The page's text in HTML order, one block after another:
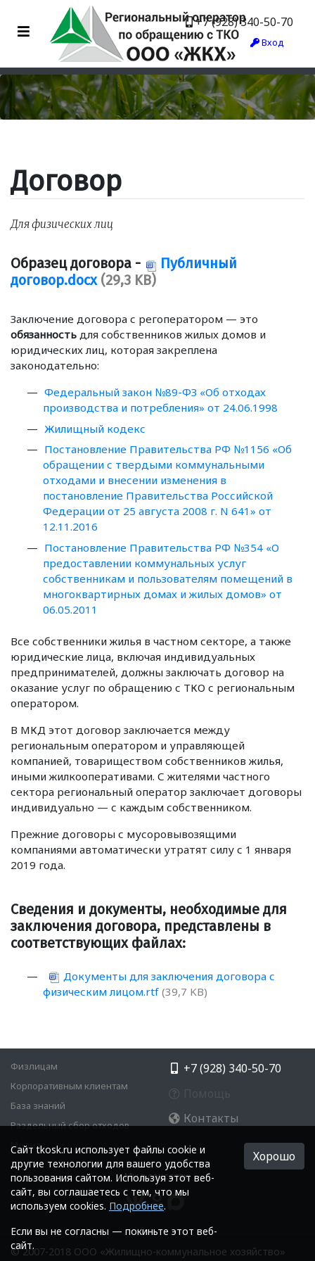
+7 (928) 340-50-70
Вход
Договор
Для физических лиц
Образец договора -
Публичный
договор.docx (29,3 KB)
Заключение договора с регоператором — это
обязанность для собственников жилых домов и
юридических лиц, которая закреплена
законодательно:
Федеральный закон №89-ФЗ «Об отходах
производства и потребления» от 24.06.1998
Жилищный кодекс
Постановление Правительства РФ №1156 «Об
обращении с твердыми коммунальными
отходами и внесении изменения в
постановление Правительства Российской
Федерации от 25 августа 2008 г. N 641» от
12.11.2016
Постановление Правительства РФ №354 «О
предоставлении коммунальных услуг
собственникам и пользователям помещений в
многоквартирных домах и жилых домов» от
06.05.2011
Все собственники жилья в частном секторе, а также
юридические лица, включая индивидуальных
предпринимателей, должны заключать договор на
оказание услуг по обращению с ТКО с региональным
оператором.
В МКД этот договор заключается между
региональным оператором и управляющей
компанией, товариществом собственников жилья,
иными жилкооперативами. С жителями частного
сектора региональный оператор заключает договоры
индивидуально — с каждым собственником.
Прежние договоры с мусоровывозящими
компаниями автоматически утратят силу с 1 января
2019 года.
Cведения и документы, необходимые для
заключения договора, представлены в
соответствующих файлах:
Документы для заключения договора с
физическим лицом.rtf (39,7 KB)
Физлицам
Корпоративным клиентам
База знаний
Раздельный сбор отходов
Медиа
+7 (928) 340-50-70
Контакты
Мы в соцсетях:
© 2007-2018 ООО «Жилищно-коммунальное хозяйство»
Cайт tkosk.ru использует файлы cookie и
другие технологии для вашего удобства
пользования сайтом. Используя этот веб-
сайт, вы соглашаетесь с тем, что мы
используем cookies. Подробнее.
Если вы не согласны — покиньте этот веб-
сайт.
Хорошо